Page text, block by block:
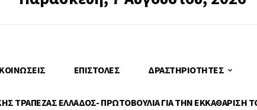
ΕΠΙΣΤΟΛΈΣ ΔΡΑΣΤΗΡΙΌΤΗΤΕΣ
ΤΡΑΠΕΖΑΣ ΕΛΛΑΔΟΣ- ΠΡΩΤΟΒΟΥΛΙΑ ΓΙΑ ΤΗΝ ΕΚΚΑΘΑΡΙΣΗ